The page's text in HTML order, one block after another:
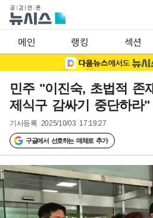
메인 랭킹 섹션
민주 "이진숙, 초법적 존
제식구 감싸기 중단하라"
기사등록 2025/10/03 17:19:27
구글에서 선호하는 매체로 추가